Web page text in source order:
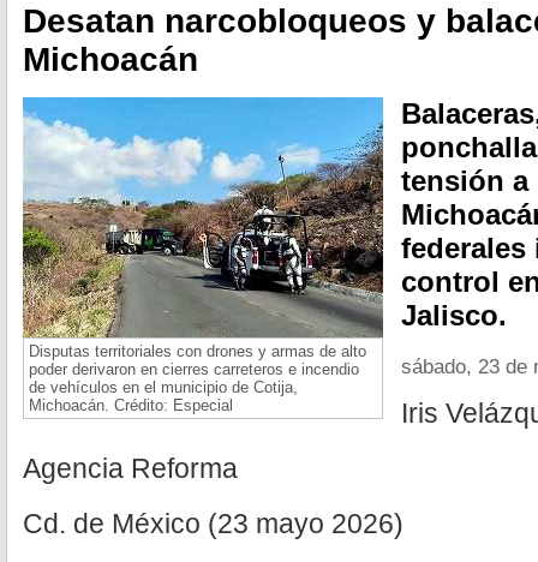
Desatan narcobloqueos y
Michoacán
Disputas territoriales con drones y armas de alto
poder derivaron en cierres carreteros e incendio
de vehículos en el municipio de Cotija,
Michoacán. Crédito: Especial
tensión
federales
control
Jalisco.
sábado, 23 de
Iris
Agencia Reforma
Cd. de México (23 mayo 2026)